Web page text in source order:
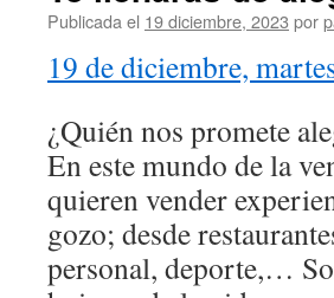
Publicada el 19 diciembre, 2023 por
19 de diciembre,
¿Quién nos promete
En este mundo de la
quieren vender
gozo; desde
personal, deporte,…